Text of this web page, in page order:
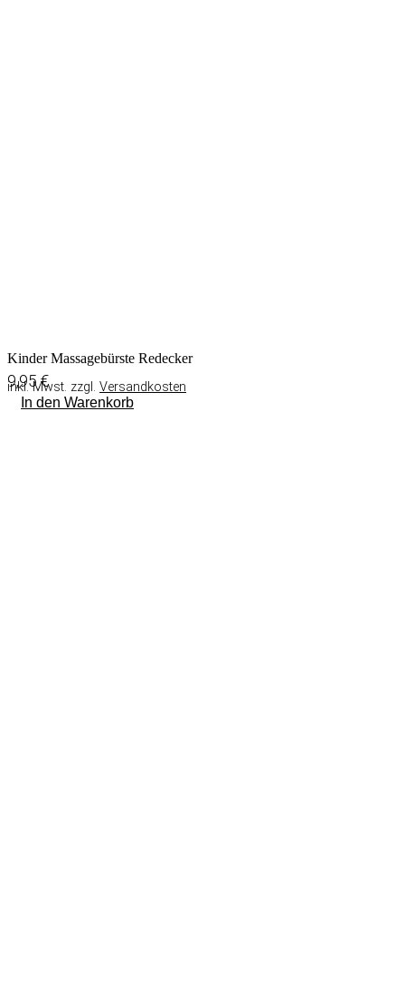
Kinder Massagebürste Redecker
9,95€
inkl. Mwst. zzgl. Versandkosten
In den Warenkorb